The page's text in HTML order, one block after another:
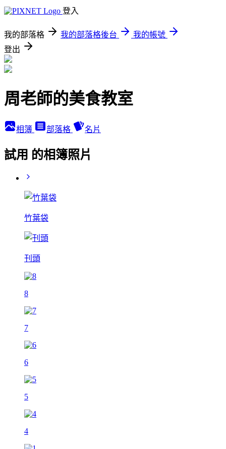
登入
我的部落格 我的部落格後台
我的帳號
登出
周老師的美食教室
相簿 部落格 名片
試用 的相簿照片
竹葉袋
刊頭
8
7
6
5
4